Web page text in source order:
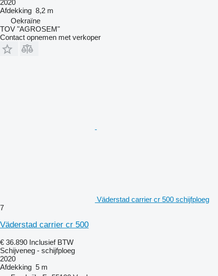
2020
Afdekking 8,2 m
Oekraïne
TOV "AGROSEM"
Contact opnemen met verkoper
Väderstad carrier cr 500 schijfploeg
7
Väderstad carrier cr 500
€ 36.890 Inclusief BTW
Schijveneg - schijfploeg
2020
Afdekking 5 m